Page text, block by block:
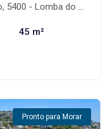
Pinheiro, Porto Alegre-RS
45 m²
Pronto para Morar